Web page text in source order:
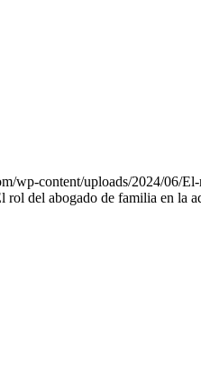
wp-content/uploads/2024/06/
rol del abogado de familia en la